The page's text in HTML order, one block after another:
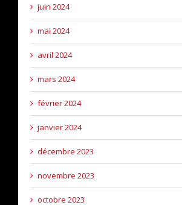
juin 2024
mai 2024
avril 2024
mars 2024
février 2024
janvier 2024
décembre 2023
novembre 2023
octobre 2023